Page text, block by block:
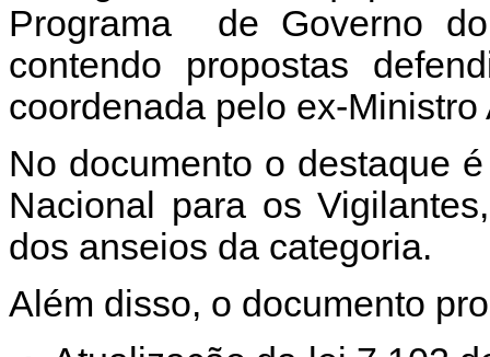
Programa de Governo
contendo propostas
coordenada pelo ex-
No documento o destaque
Nacional para os
dos anseios da categoria.
Além disso, o documento